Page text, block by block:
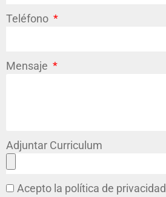
Teléfono
Mensaje
Adjuntar Curriculum
Acepto la política de privacidad